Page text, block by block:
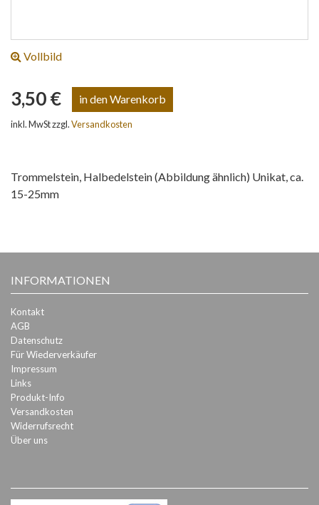
Vollbild
3,50 €
inkl. MwSt zzgl.Versandkosten
Trommelstein, Halbedelstein (Abbildung ähnlich) Unikat, ca.
15-25mm
INFORMATIONEN
Kontakt
AGB
Datenschutz
Für Wiederverkäufer
Impressum
Links
Produkt-Info
Versandkosten
Widerrufsrecht
Über uns